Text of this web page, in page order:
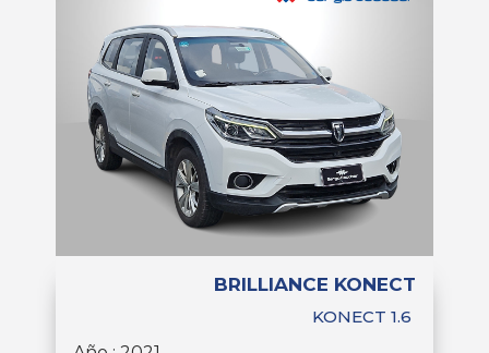
BRILLIANCE KONECT
KONECT 1.6